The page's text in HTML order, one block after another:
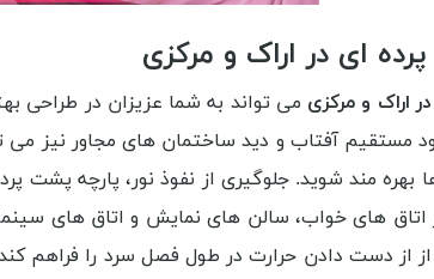
ای در اراک و مرکزی
اراک و مرکزی می تواند به شما عزیزان در طراحی
مستقیم آفتاب و دید ساختمان های مجاور نیز می
بهره مند شوید. جلوگیری از نفوذ نور، پارچه پشت
های خواب، سالن های نمایش و اتاق های
از از دست دادن حرارت در طول فصل سرد را فراهم